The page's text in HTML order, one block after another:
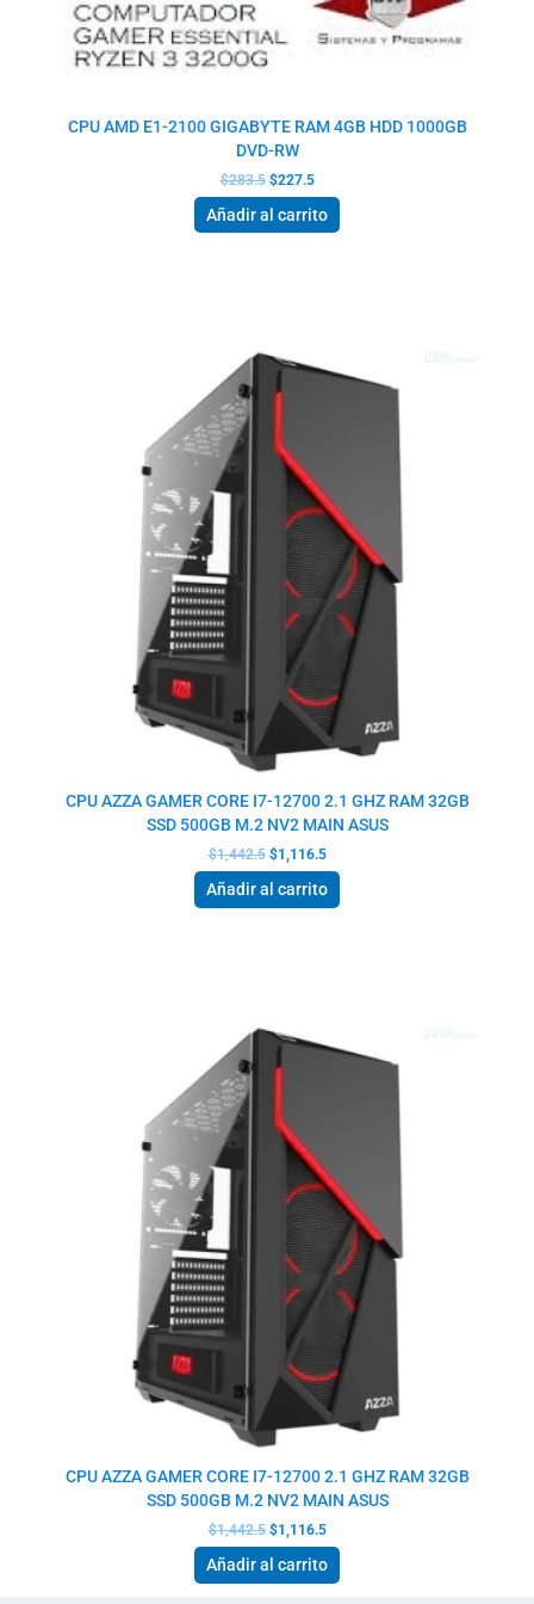
CPU AMD E1-2100 GIGABYTE RAM 4GB HDD 1000GB
DVD-RW
$283.5 $227.5
Añadir al carrito
CPU AZZA GAMER CORE I7-12700 2.1 GHZ RAM 32GB
SSD 500GB M.2 NV2 MAIN ASUS
$1,442.5
original
era:
$1,442.5.
$1,116.5
es:
Añadir al carrito
CPU AZZA GAMER CORE I7-12700 2.1 GHZ RAM 32GB
SSD 500GB M.2 NV2 MAIN ASUS
$1,442.5
original
era:
$1,442.5.
$1,116.5
es:
$1,116.5.
Añadir al carrito